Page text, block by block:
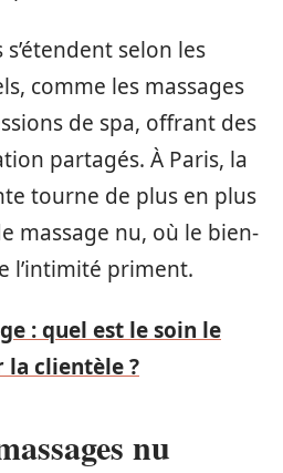
selon les
comme les massages
de spa, offrant des
partagés. À Paris, la
tourne de plus en plus
massage nu, où le bien-
l’intimité priment.
: quel est le soin le
la clientèle ?
nu